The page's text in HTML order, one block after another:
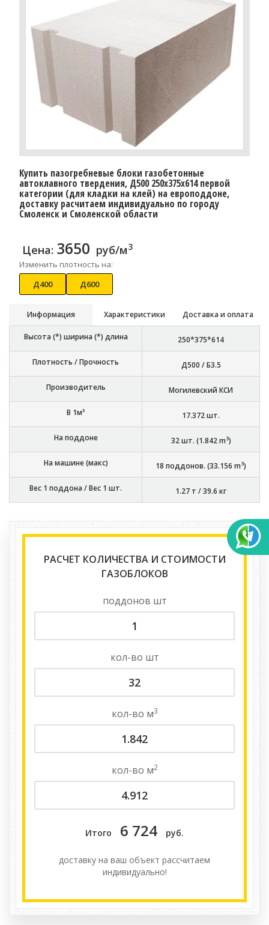
Купить пазогребневые блоки газобетонные
автоклавного твердения, Д500 250x375x614 первой
категории (для кладки на клей) на европоддоне,
доставку расчитаем индивидуально по городу
Смоленск и Смоленской области
Цена: 3650 руб/м3
Изменить плотность на:
Д400
Д600
Информация Характеристики Доставка и оплата
Высота (*) ширина (*) длина 250*375*614
Плотность / Прочность Д500 / Б3.5
Производитель Могилевский КСИ
В 1м³ 17.372шт.
На поддоне 32шт. (1.842m3)
На машине (макс) 18 поддонов. (33.156 m3)
Вес 1 поддона / Вес 1 шт. 1.27 т /39.6 кг
РАСЧЕТ КОЛИЧЕСТВА И СТОИМОСТИ
ГАЗОБЛОКОВ
поддонов шт
кол-во шт
кол-во м3
кол-во м2
Итого 6 724 руб.
доставку на ваш объект расcчитаем
индивидуально!